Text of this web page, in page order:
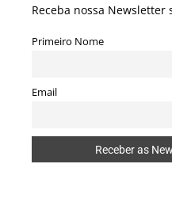
Receba nossa Newsletter
Primeiro Nome
Email